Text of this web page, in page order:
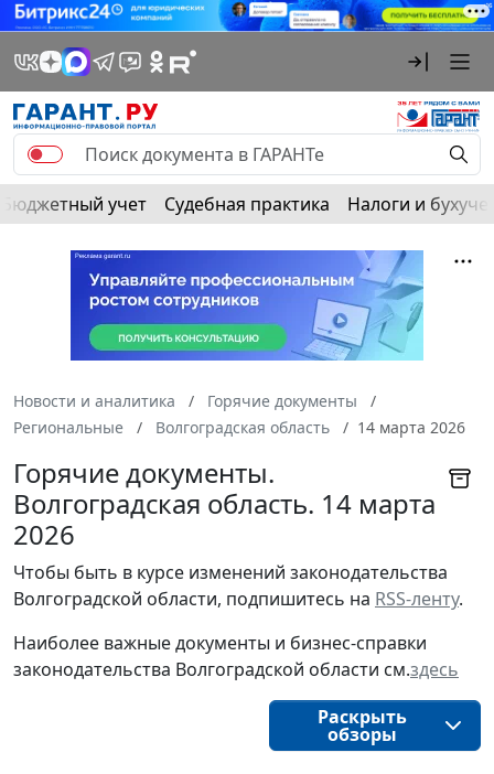
Бюджетный учет Судебная практика Налоги и
Новости и аналитика
Горячие документы
Региональные
Волгоградская область 14 марта 2026
Горячие документы.
Волгоградская область. 14 марта
2026
Чтобы быть в курсе изменений законодательства
Волгоградской области, подпишитесь на RSS-ленту.
Наиболее важные документы и бизнес-справки
законодательства Волгоградской области см.здесь
Раскрыть
обзоры